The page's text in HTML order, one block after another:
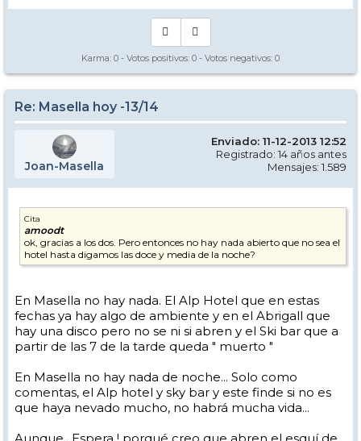
Karma: 0 - Votos positivos: 0 - Votos negativos: 0
Re: Masella hoy -13/14
Joan-Masella
Enviado: 11-12-2013 12:52
Registrado: 14 años antes
Mensajes: 1.589
Cita
amoodt
ok, gracias a los dos. Pero entonces no hay nada abierto que no sea el
hotel hasta digamos las doce y media de la noche?
En Masella no hay nada. El Alp Hotel que en estas
fechas ya hay algo de ambiente y en el Abrigall que
hay una disco pero no se ni si abren y el Ski bar que a
partir de las 7 de la tarde queda " muerto "
En Masella no hay nada de noche... Solo como
comentas, el Alp hotel y sky bar y este finde si no es
que haya nevado mucho, no habrá mucha vida...
Aunque.. Espera ! porqué creo que abren el esquí de